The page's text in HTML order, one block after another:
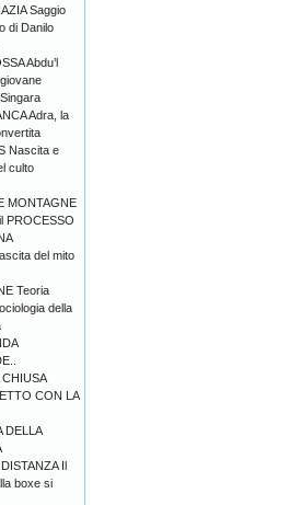
Saggio
di Danilo
Abdu’l
Adra, la
Nascita e
culto
MONTAGNE
PROCESSO
del mito
Teoria
della
CHIUSA
CON LA
DELLA
Il
boxe si